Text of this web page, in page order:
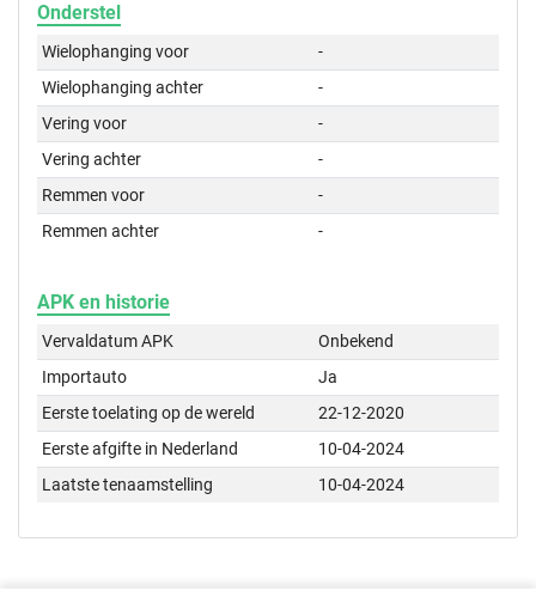
Onderstel
Wielophanging voor
-
Wielophanging achter
-
Vering voor
-
Vering achter
-
Remmen voor
-
Remmen achter
-
APK en historie
Vervaldatum APK
Onbekend
Importauto
Ja
Eerste toelating op de wereld
22-12-2020
Eerste afgifte in Nederland
10-04-2024
Laatste tenaamstelling
10-04-2024